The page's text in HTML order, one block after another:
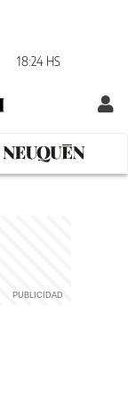
18:24 HS